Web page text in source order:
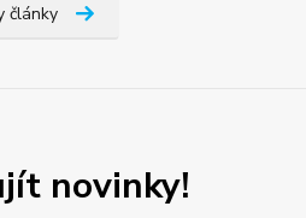
články
novinky!